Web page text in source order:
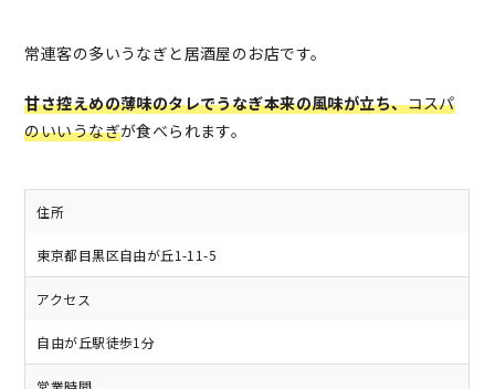
常連客の多いうなぎと居酒屋のお店です。
甘さ控えめの薄味のタレでうなぎ本来の風味が立ち、コスパ
のいいうなぎが食べられます。
住所
東京都目黒区自由が丘1-11-5
アクセス
自由が丘駅徒歩1分